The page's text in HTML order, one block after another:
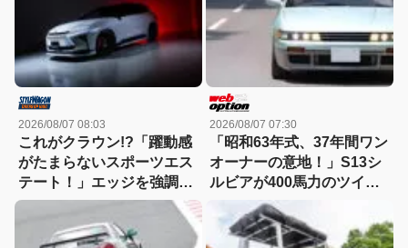
2026/08/07 08:03
これがクラウン!?「躍動感
がたまらないスポーツエス
テート！」エッジを強調し
たエアロに22インチホイー
2026/08/07 07:30
「昭和63年式、37年間ワン
オーナーの意地！」S13シ
ルビアが400馬力のツイン
チャージ仕様で覚醒